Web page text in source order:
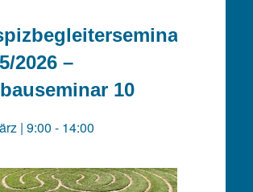
2026 –
10
| 9:00 - 14:00